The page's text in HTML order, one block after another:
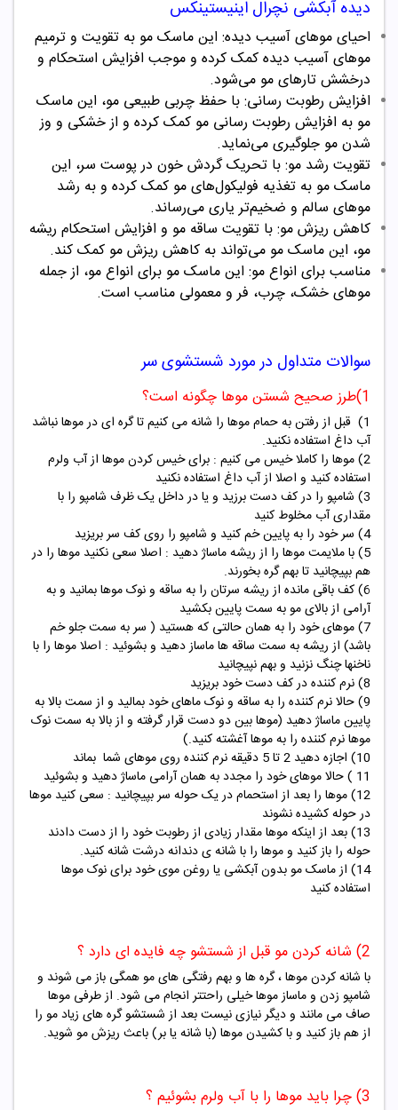
دیده آبکشی نچرال اینیستینکس
احیای موهای آسیب دیده: اینماسک مو به تقویت و ترمیم
موهای آسیب دیده کمک کرده و موجب افزایش استحکام و
درخشش تارهای مو می‌شود.
افزایش رطوبت رسانی: با حفظ چربی طبیعی مو، اینماسک
مو به افزایش رطوبت رسانی مو کمک کرده و از خشکی و وز
شدن مو جلوگیری می‌نماید.
تقویت رشد مو: با تحریک گردش خون در پوست سر، این
ماسک مو به تغذیه فولیکول‌های مو کمک کرده و به رشد
موهای سالم و ضخیم‌تر یاری می‌رساند.
کاهش ریزش مو: با تقویت ساقه مو و افزایش استحکام ریشه
مو، اینماسک مو می‌تواند به کاهش ریزش مو کمک کند.
مناسب برای انواع مو: این ماسک مو برای انواع مو، از جمله
موهای خشک، چرب، فر و معمولی مناسب است.
سوالات متداول در مورد شستشوی سر
1)طرز صحیح شستن موها چگونه است؟
1) قبل از رفتن به حمام موها را شانه می کنیم تا گره ای در موها نباشد
آب داغ استفاده نکنید.
2) موها را کاملا خیس می کنیم : برای خیس کردن موها از آب ولرم
استفاده کنید و اصلا از آب داغ استفاده نکنید
3) شامپو را در کف دست برزید و یا در داخل یک ظرف شامپو را با
مقداری آب مخلوط کنید
4) سر خود را به پایین خم کنید و شامپو را روی کف سر بریزید
5) با ملایمت موها را از ریشه ماساژ دهید : اصلا سعی نکنید موها را در
هم بپیچانید تا بهم گره بخورند.
6) کف باقی مانده از ریشه سرتان را به ساقه و نوک موها بمانید و به
آرامی از بالای مو به سمت پایین بکشید
7) موهای خود را به همان حالتی که هستید ( سر به سمت جلو خم
باشد) از ریشه به سمت ساقه ها ماساز دهید و بشوئید : اصلا موها را با
ناخنها چنگ نزنید و بهم نپیچانید
8) نرم کننده در کف دست خود بریزید
9) حالا نرم کننده را به ساقه و نوک ماهای خود بمالید و از سمت بالا به
پایین ماساژ دهید (موها بین دو دست قرار گرفته و از بالا به سمت نوک
موها نرم کننده را به موها آغشته کنید.)
10) اجازه دهید 2 تا 5 دقیقه نرم کننده روی موهای شما بماند
11 ) حالا موهای خود را مجدد به همان آرامی ماساژ دهید و بشوئید
12) موها را بعد از استحمام در یک حوله سر بپیچانید : سعی کنید موها
در حوله کشیده نشوند
13) بعد از اینکه موها مقدار زیادی از رطوبت خود را از دست دادند
حوله را باز کنید و موها را با شانه ی دندانه درشت شانه کنید.
14) از
ماسک مو بدون آبکشی یا روغن موی خود برای نوک موها
استفاده کنید
2) شانه کردن مو قبل از شستشو چه فایده ای دارد ؟
با شانه کردن موها ، گره ها و بهم رفتگی های مو همگی باز می شوند و
شامپو زدن و ماساز موها خیلی راحتتر انجام می شود. از طرفی موها
صاف می مانند و دیگر نیازی نیست بعد از شستشو گره های زیاد مو را
از هم باز کنید و با کشیدن موها (با شانه یا بر) باعث ریزش مو شوید.
3) چرا باید موها را با آب ولرم بشوئیم ؟